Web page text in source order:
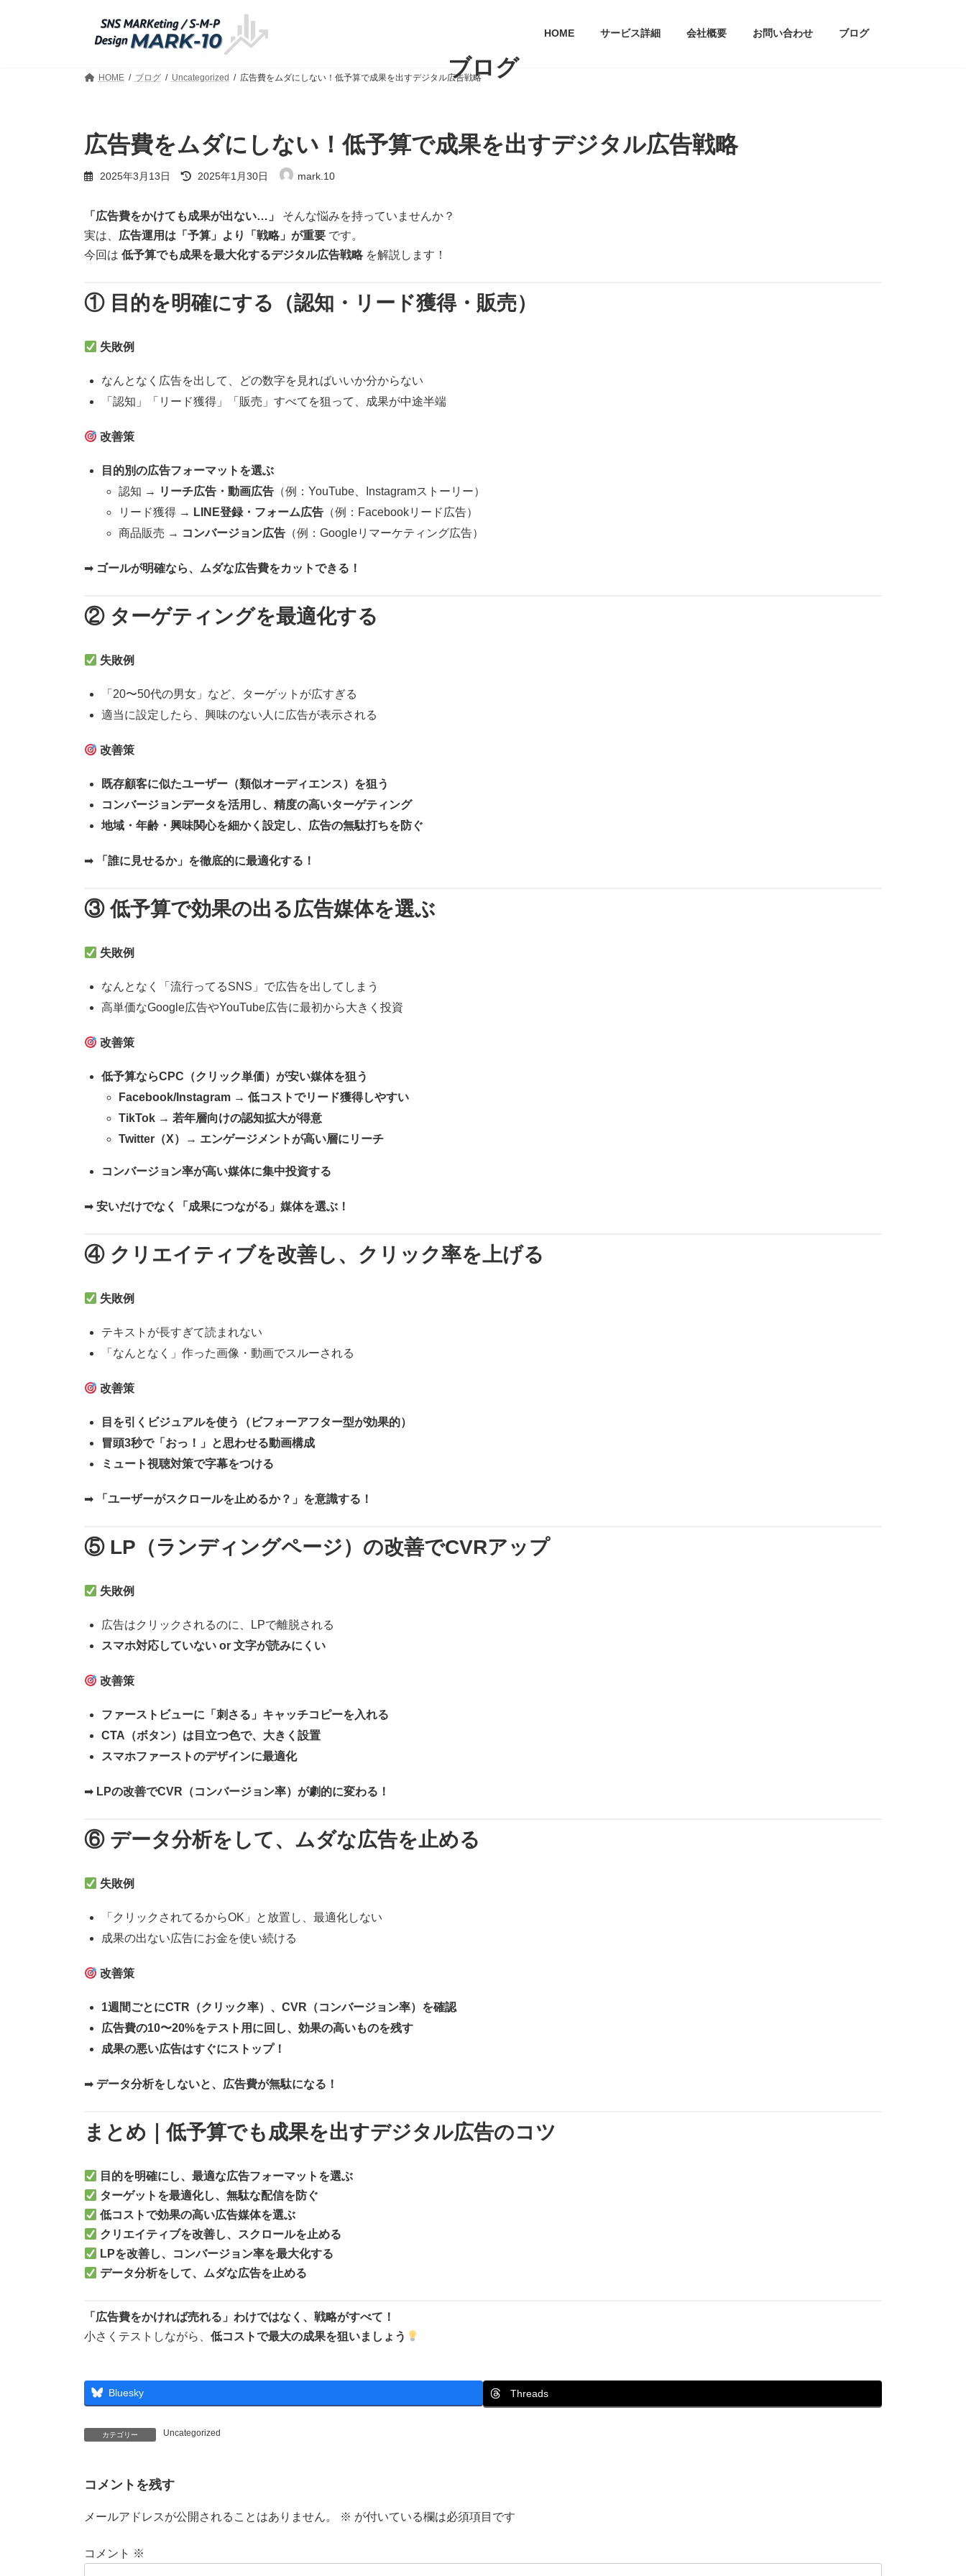
HOME サービス詳細 会社概要 お問い合わせ ブログ
ブログ
HOME ブログ Uncategorized 広告費をムダにしない！低予算で成果を出すデジタル広告戦略
広告費をムダにしない！低予算で成果を出すデジタル広告戦略
2025年3月13日
最
終
新
日
時
:
2025年1月30日 mark.10
「広告費をかけても成果が出ない…」
そんな悩みを持っていませんか？
実は、 広告運用は「予算」より「戦略」が重要 です。
今回は 低予算でも成果を最大化するデジタル広告戦略を解説します！
① 目的を明確にする（認知・リード獲得・販売）
失敗例
なんとなく広告を出して、どの数字を見ればいいか分からない
「認知」「リード獲得」「販売」すべてを狙って、成果が中途半端
改善策
目的別の広告フォーマットを選ぶ
認知 → リーチ広告・動画広告 （例：YouTube、Instagramストーリー）
リード獲得 → LINE登録・フォーム広告 （例：Facebookリード広告）
商品販売 → コンバージョン広告 （例：Googleリマーケティング広告）
➡ ゴールが明確なら、ムダな広告費をカットできる！
② ターゲティングを最適化する
失敗例
「20〜50代の男女」など、ターゲットが広すぎる
適当に設定したら、興味のない人に広告が表示される
改善策
既存顧客に似たユーザー（類似オーディエンス）を狙う
コンバージョンデータを活用し、精度の高いターゲティング
地域・年齢・興味関心を細かく設定し、広告の無駄打ちを防ぐ
➡ 「誰に見せるか」を徹底的に最適化する！
③ 低予算で効果の出る広告媒体を選ぶ
失敗例
なんとなく「流行ってるSNS」で広告を出してしまう
高単価なGoogle広告やYouTube広告に最初から大きく投資
改善策
低予算ならCPC（クリック単価）が安い媒体を狙う
Facebook/Instagram → 低コストでリード獲得しやすい
TikTok → 若年層向けの認知拡大が得意
Twitter（X）→ エンゲージメントが高い層にリーチ
コンバージョン率が高い媒体に集中投資する
➡ 安いだけでなく「成果につながる」媒体を選ぶ！
④ クリエイティブを改善し、クリック率を上げる
失敗例
テキストが長すぎて読まれない
「なんとなく」作った画像・動画でスルーされる
改善策
目を引くビジュアルを使う（ビフォーアフター型が効果的）
冒頭3秒で「おっ！」と思わせる動画構成
ミュート視聴対策で字幕をつける
➡ 「ユーザーがスクロールを止めるか？」を意識する！
⑤ LP（ランディングページ）の改善でCVRアップ
失敗例
広告はクリックされるのに、LPで離脱される
スマホ対応していない or 文字が読みにくい
改善策
ファーストビューに「刺さる」キャッチコピーを入れる
CTA（ボタン）は目立つ色で、大きく設置
スマホファーストのデザインに最適化
➡ LPの改善でCVR（コンバージョン率）が劇的に変わる！
⑥ データ分析をして、ムダな広告を止める
失敗例
「クリックされてるからOK」と放置し、最適化しない
成果の出ない広告にお金を使い続ける
改善策
1週間ごとにCTR（クリック率）、CVR（コンバージョン率）を確認
広告費の10〜20%をテスト用に回し、効果の高いものを残す
成果の悪い広告はすぐにストップ！
➡ データ分析をしないと、広告費が無駄になる！
まとめ｜低予算でも成果を出すデジタル広告のコツ
目的を明確にし、最適な広告フォーマットを選ぶ
ターゲットを最適化し、無駄な配信を防ぐ
低コストで効果の高い広告媒体を選ぶ
クリエイティブを改善し、スクロールを止める
LPを改善し、コンバージョン率を最大化する
データ分析をして、ムダな広告を止める
「広告費をかければ売れる」わけではなく、戦略がすべて！
小さくテストしながら、 低コストで最大の成果を狙いましょう
Bluesky Threads
カテゴリー Uncategorized
コメントを残す
メールアドレスが公開されることはありません。 ※ が付いている欄は必須項目です
コメント ※